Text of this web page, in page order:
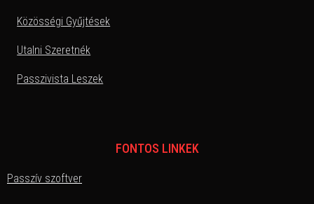
Közösségi Gyűjtések
Utalni Szeretnék
Passzivista Leszek
FONTOS LINKEK
Passzív szoftver